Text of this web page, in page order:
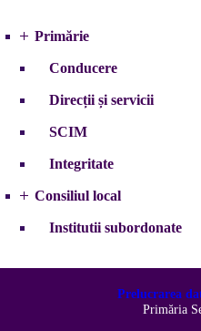
Primărie
Conducere
Direcții și servicii
SCIM
Integritate
Consiliul local
Institutii subordonate
Prelucrarea
Primăria